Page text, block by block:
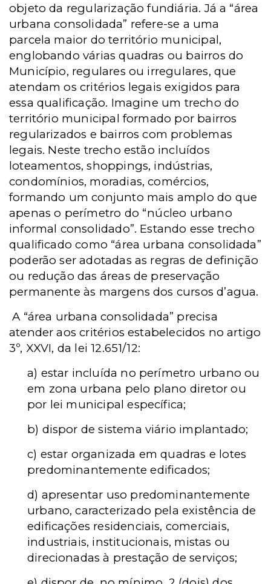
objeto da regularização fundiária. Já a “área
urbana consolidada” refere-se a uma
parcela maior do território municipal,
englobando várias quadras ou bairros do
Município, regulares ou irregulares, que
atendam os critérios legais exigidos para
essa qualificação. Imagine um trecho do
território municipal formado por bairros
regularizados e bairros com problemas
legais. Neste trecho estão incluídos
loteamentos, shoppings, indústrias,
condomínios, moradias, comércios,
formando um conjunto mais amplo do que
apenas o perímetro do “núcleo urbano
informal consolidado”. Estando esse trecho
qualificado como “área urbana consolidada”
poderão ser adotadas as regras de definição
ou redução das áreas de preservação
permanente às margens dos cursos d’agua.
A “área urbana consolidada” precisa
atender aos critérios estabelecidos no artigo
3º, XXVI, da lei 12.651/12:
a) estar incluída no perímetro urbano ou
em zona urbana pelo plano diretor ou
por lei municipal específica;
b) dispor de sistema viário implantado;
c) estar organizada em quadras e lotes
predominantemente edificados;
d) apresentar uso predominantemente
urbano, caracterizado pela existência de
edificações residenciais, comerciais,
industriais, institucionais, mistas ou
direcionadas à prestação de serviços;